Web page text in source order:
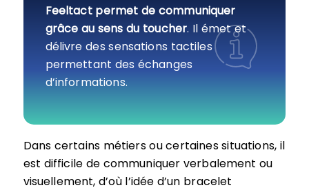
Feeltact permet de communiquer
grâce au sens du toucher. Il émet et
délivre des sensations tactiles
permettant des échanges
d’informations.
Dans certains métiers ou certaines situations, il
est difficile de communiquer verbalement ou
visuellement, d’où l’idée d’un bracelet